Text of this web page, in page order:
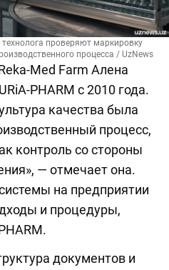
проверяют маркировку
процесса / UzNews
Med Farm Алена
PHARM с 2010 года.
качества была
процесс,
контроль со стороны
— отмечает она.
на предприятии
и процедуры,
документов и